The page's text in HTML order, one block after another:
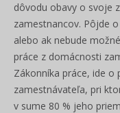
dôvodu obavy o svoje
zamestnancov. Pôjde
alebo ak nebude
práce z domácnosti
Zákonníka práce, ide o
zamestnávateľa, pri
v sume 80 % jeho